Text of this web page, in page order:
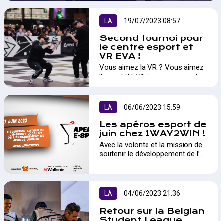
LA 19/07/2023 08:57
Second tournoi pour
le centre esport et
VR EVA !
Vous aimez la VR ? Vous aimez
l'esport ? EVA Liège organise le
Georges, entre Namur et Liège.
Cela se passe le 13 août et pas
moins de 3.000€ de cashprize
pool sont en jeu !…
LA 06/06/2023 15:59
Les apéros esport de
juin chez 1WAY2WIN !
Avec la volonté et la mission de
soutenir le développement de l’E-
Sport le 27 juin prochain avec la
découverte de l’incubateur de
joueur local de Sambreville.…
LA 04/06/2023 21:36
Retour sur la Belgian